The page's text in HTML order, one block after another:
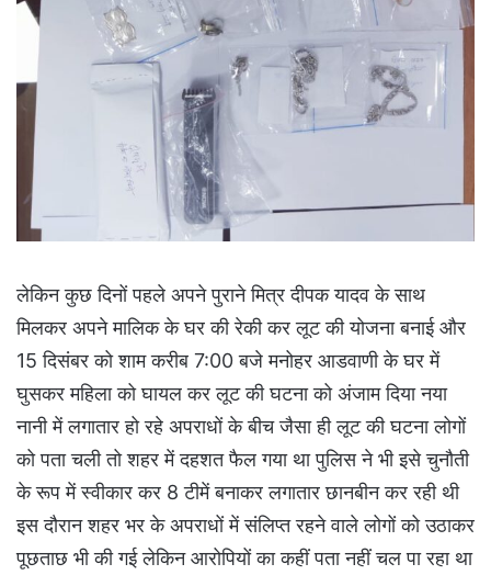
लेकिन कुछ दिनों पहले अपने पुराने मित्र दीपक यादव के साथ
मिलकर अपने मालिक के घर की रेकी कर लूट की योजना बनाई और
15 दिसंबर को शाम करीब 7:00 बजे मनोहर आडवाणी के घर में
घुसकर महिला को घायल कर लूट की घटना को अंजाम दिया नया
नानी में लगातार हो रहे अपराधों के बीच जैसा ही लूट की घटना लोगों
को पता चली तो शहर में दहशत फैल गया था पुलिस ने भी इसे चुनौती
के रूप में स्वीकार कर 8 टीमें बनाकर लगातार छानबीन कर रही थी
इस दौरान शहर भर के अपराधों में संलिप्त रहने वाले लोगों को उठाकर
पूछताछ भी की गई लेकिन आरोपियों का कहीं पता नहीं चल पा रहा था